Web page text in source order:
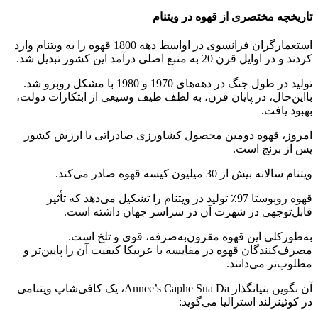
تاریخچه مختصری از قهوه در ویتنام
استعمارگران فرانسوی در اواسط دهه 1800 قهوه را به ویتنام وارد
کردند و در اوایل قرن 20 به منبع اصلی درآمد این کشور تبدیل شد.
تولید در طول جنگ در دهه‌های 1970 و 1980 با مشکل روبرو شد.
بااین‌حال، در پایان قرن، به لطف طیف وسیعی از ابتکارات دولت،
بهبود یافت.
امروز، قهوه دومین محصول کشاورزی صادراتی با ارزش کشور
پس از برنج است.
ویتنام سالانه بیش از 30 میلیون کیسه قهوه صادر می‌کند.
قهوه روبوستا 97٪ تولید در ویتنام را تشکیل می‌دهد که تأثیر
قابل‌توجهی در شهرت آن در سراسر جهان داشته است.
به‌طورکلی این قهوه مقرون‌به‌صرفه، قوی و تلخ است.
مصرف‌کنندگان قهوه در مقایسه با عربیکا کیفیت آن را پایین‌تر و
مطلوب‌تر می‌دانند.
آن نگوین بنیانگذار Annee’s Caphe Sua Da، یک کافی‌شاپ ویتنامی
در کوئینزلند استرالیا می‌گوید: